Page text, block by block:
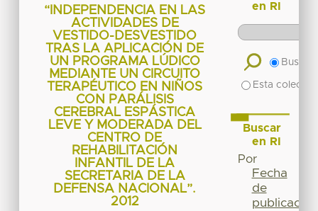
“INDEPENDENCIA EN LAS
ACTIVIDADES DE
VESTIDO-DESVESTIDO
TRAS LA APLICACIÓN DE
UN PROGRAMA LÚDICO
MEDIANTE UN CIRCUITO
TERAPÉUTICO EN NIÑOS
CON PARÁLISIS
CEREBRAL ESPÁSTICA
LEVE Y MODERADA DEL
CENTRO DE
REHABILITACIÓN
INFANTIL DE LA
SECRETARIA DE LA
DEFENSA NACIONAL”.
2012
en RI
Buscar
Esta
Buscar
en RI
Por
Fecha
de
publicación